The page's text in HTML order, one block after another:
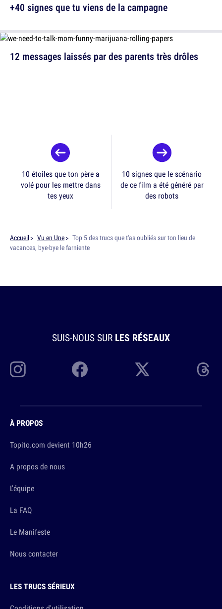
12 messages laissés par des parents très drôles
+40 signes que tu viens de la campagne
10 étoiles que ton père a
volé pour les mettre dans
tes yeux
10 signes que le scénario
de ce film a été généré par
des robots
Accueil Vu en Une
Top 5 des trucs que t'as oubliés sur ton lieu de
vacances, bye-bye le farniente
SUIS-NOUS SUR LES RÉSEAUX
À PROPOS
Topito.com devient 10h26
A propos de nous
L'équipe
La FAQ
Le Manifeste
Nous contacter
LES TRUCS SÉRIEUX